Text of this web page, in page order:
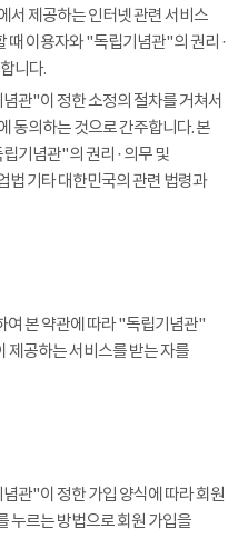
제공하는 인터넷 관련 서비스
때 이용자와 "독립기념관"의 권리 ·
니다.
관"이 정한 소정의 절차를 거쳐서
동의하는 것으로 간주합니다. 본
기념관"의 권리 · 의무 및
법 기타 대한민국의 관련 법령과
본 약관에 따라 "독립기념관"
공하는 서비스를 받는 자를
관"이 정한 가입 양식에 따라 회원
누르는 방법으로 회원 가입을